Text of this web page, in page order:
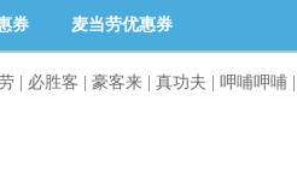
券 麦当劳优惠券
| 必胜客 | 豪客来| 真功夫 | 呷哺呷哺